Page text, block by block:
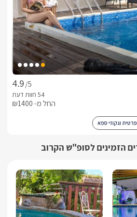
* בסוויטת ירח דבש  (בחודשי החורף נובמבר - אפריל ) הבריכה
חדיש ושקוף.
קפה נוספים, פירות העונה, עוגיות פריכות, שוקולדים מפנקים, חלוקי
רחצה רכים, מגבות רחצה איכותיות, מגבות פנים וידיים, נעלי ספא,
שמפו, סבונים, שמנים ריחניים ונרות.
בסופי שבוע ובעונה החמה ניתן להזמין את הסוויטות במינימום של 2
לילות. בכפוף לזמינות, 48 שעות לפני מועד האירוח תתאפשר
/5
החל מ- ₪1400
וגקוזי ספא
הזמינים לסופ"ש הקרוב